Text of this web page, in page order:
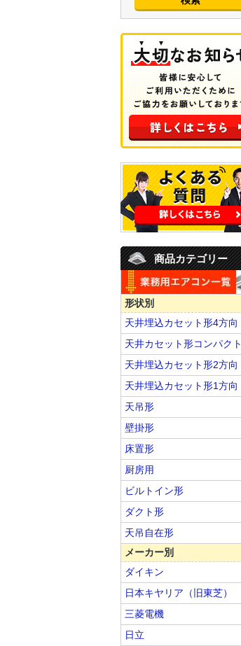
商品カテゴリー
形状別
天井埋込カセット形4方向
天井カセット形コンパクト
天井埋込カセット形2方向
天井埋込カセット形1方向
天吊形
壁掛形
床置形
厨房用
ビルトイン形
ダクト形
天吊自在形
メーカー別
ダイキン
日本キヤリア（旧東芝）
三菱電機
日立